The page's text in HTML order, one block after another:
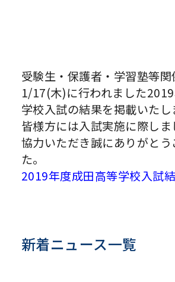
受験生・保護者・学習塾等
1/17(木)に行われました
学校入試の結果を掲載いたし
皆様方には入試実施に際し
協力いただき誠にありがとう
た。
2019年度成田高等学校入試
新着ニュース一覧